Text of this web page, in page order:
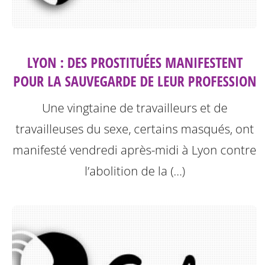
LYON : DES PROSTITUÉES MANIFESTENT
POUR LA SAUVEGARDE DE LEUR PROFESSION
Une vingtaine de travailleurs et de
travailleuses du sexe, certains masqués, ont
manifesté vendredi après-midi à Lyon contre
l’abolition de la (…)